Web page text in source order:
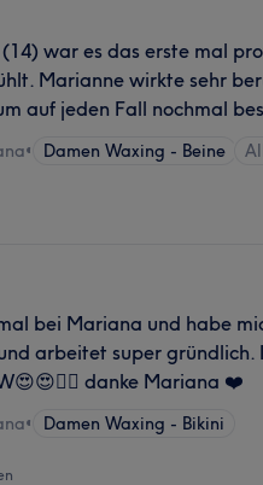
war es das erste mal
Marianne wirkte sehr
auf jeden Fall nochmal
• Damen Waxing - Beine
bei Mariana und habe
arbeitet super
danke Mariana ❤️
• Damen Waxing - Bikini